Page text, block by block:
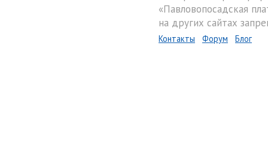
«Павловопосадская
на других сайтах
Контакты Форум Блог